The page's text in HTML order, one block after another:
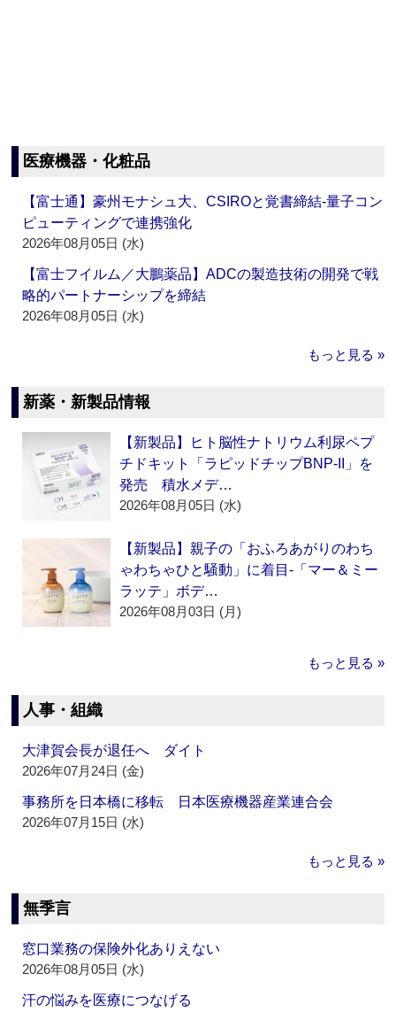
医療機器・化粧品
【富士通】豪州モナシュ大、CSIROと覚書締結‐量子コン
ピューティングで連携強化
2026年08月05日 (水)
【富士フイルム／大鵬薬品】ADCの製造技術の開発で戦
略的パートナーシップを締結
2026年08月05日 (水)
もっと見る »
新薬・新製品情報
【新製品】ヒト脳性ナトリウム利尿ペプ
チドキット「ラピッドチップBNP-II」を
発売 積水メデ…
2026年08月05日 (水)
【新製品】親子の「おふろあがりのわち
ゃわちゃひと騒動」に着目‐「マー＆ミー
ラッテ」ボデ…
2026年08月03日 (月)
もっと見る »
人事・組織
大津賀会長が退任へ ダイト
2026年07月24日 (金)
事務所を日本橋に移転 日本医療機器産業連合会
2026年07月15日 (水)
もっと見る »
無季言
窓口業務の保険外化ありえない
2026年08月05日 (水)
汗の悩みを医療につなげる